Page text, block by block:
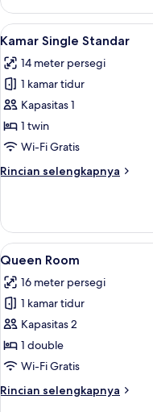
Kamar
Double
atau
Deluks
Lihat
semua
foto
untuk
Kamar
Single
Standar
5
Kamar Single Standar
14 meter persegi
1 kamar tidur
Kapasitas 1
1 twin
Wi-Fi Gratis
Rincian selengkapnya
Rincian
Kamar
Single
Standar
Lihat
semua
foto
untuk
Queen
Room
7
Queen Room
16 meter persegi
1 kamar tidur
Kapasitas 2
1 double
Wi-Fi Gratis
Rincian selengkapnya
Rincian